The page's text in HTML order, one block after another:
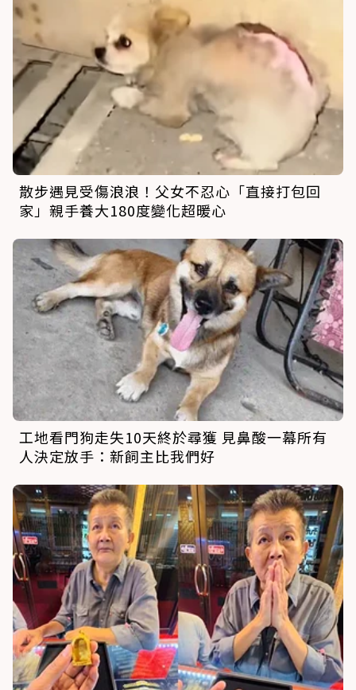
散步遇見受傷浪浪！父女不忍心「直接打包回
家」親手養大180度變化超暖心
工地看門狗走失10天終於尋獲 見鼻酸一幕所有
人決定放手：新飼主比我們好